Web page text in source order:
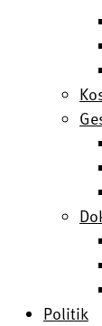
Politik